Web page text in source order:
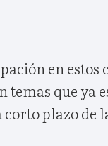
en
temas que ya
plazo de